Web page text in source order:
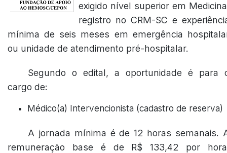
exigido nível superior em
registro no CRM-SC e
mínima de seis meses em emergência
ou unidade de atendimento pré-hospitalar.
Segundo o edital, a oportunidade é para
cargo de:
Médico(a) Intervencionista (cadastro de reserva)
A jornada mínima é de 12 horas semanais.
remuneração base é de R$ 133,42 por